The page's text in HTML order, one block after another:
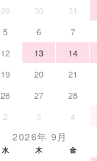
29 30 31
5 6 7
12 13 14
19 20 21
26 27 28
2 3 4
2026年 9月
水 木 金